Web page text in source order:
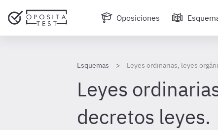
Oposiciones
Esquemas Leyes ordinarias, leyes
Leyes
decretos leyes.